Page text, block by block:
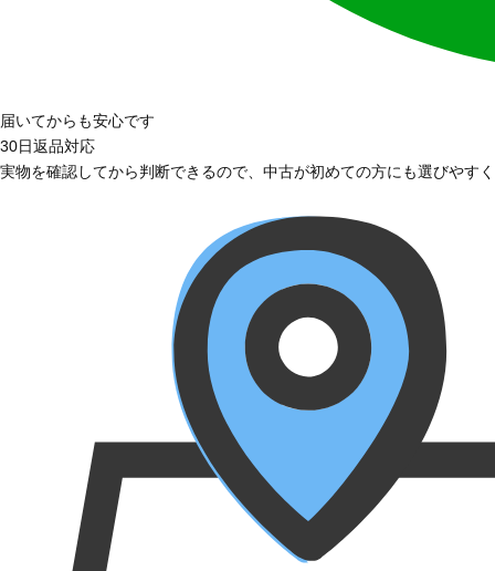
届いてからも安心です
30日返品対応
実物を確認してから判断できるので、中古が初めての方にも選びやす